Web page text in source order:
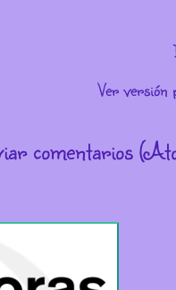
Ver versión
comentarios